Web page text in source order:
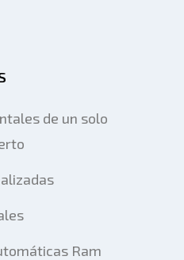
de un solo
Ram